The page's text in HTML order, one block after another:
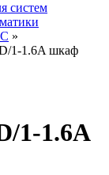
систем
»
1-1.6A шкаф
1-1.6A